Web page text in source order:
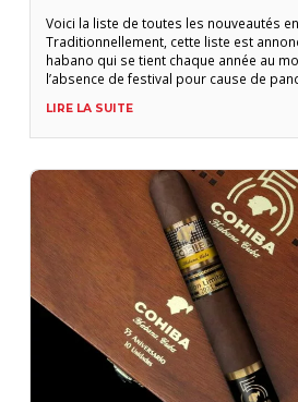
Voici la liste de toutes les nouveautés
Traditionnellement, cette liste est
habano qui se tient chaque année au
l’absence de festival pour cause de
Dix-neuf nouvelles références sont en
nouvelles références
LIRE LA SUITE